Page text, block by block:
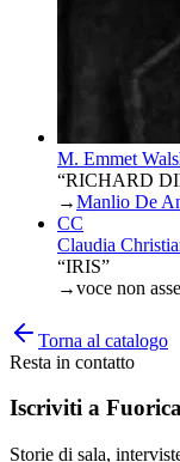
M. Emmet
“RICHARD
→Manlio De
CC
Claudia
“IRIS”
→voce non
Torna al catalogo
Resta in contatto
Iscriviti a
Storie di sala,